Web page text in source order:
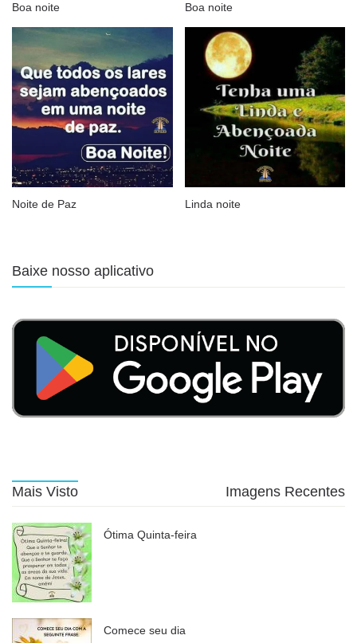
Boa noite Boa noite
Noite de Paz Linda noite
Baixe nosso aplicativo
Mais Visto Imagens Recentes
Ótima Quinta-feira
Comece seu dia